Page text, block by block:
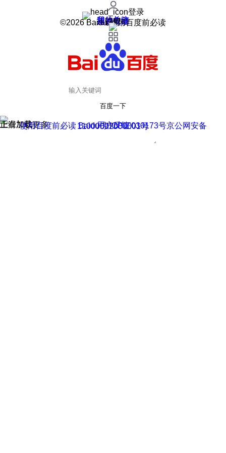
登录
我的关注
我的收藏
皮肤中心
用户反馈
设置
©2026 Baidu 使用百度前必读
百度一下
正在加载
上滑加载更多 用户反馈
使用百度前必读 Baidu 京ICP证030173号
京公网安备11000002000001号